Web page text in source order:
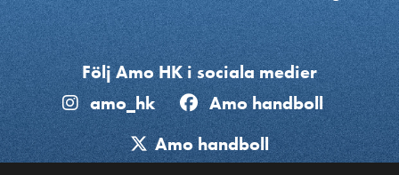
Följ Amo HK i sociala medier
amo_hk
Amo handboll
Amo handboll